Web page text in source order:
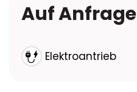
Auf Anfrage
Elektroantrieb